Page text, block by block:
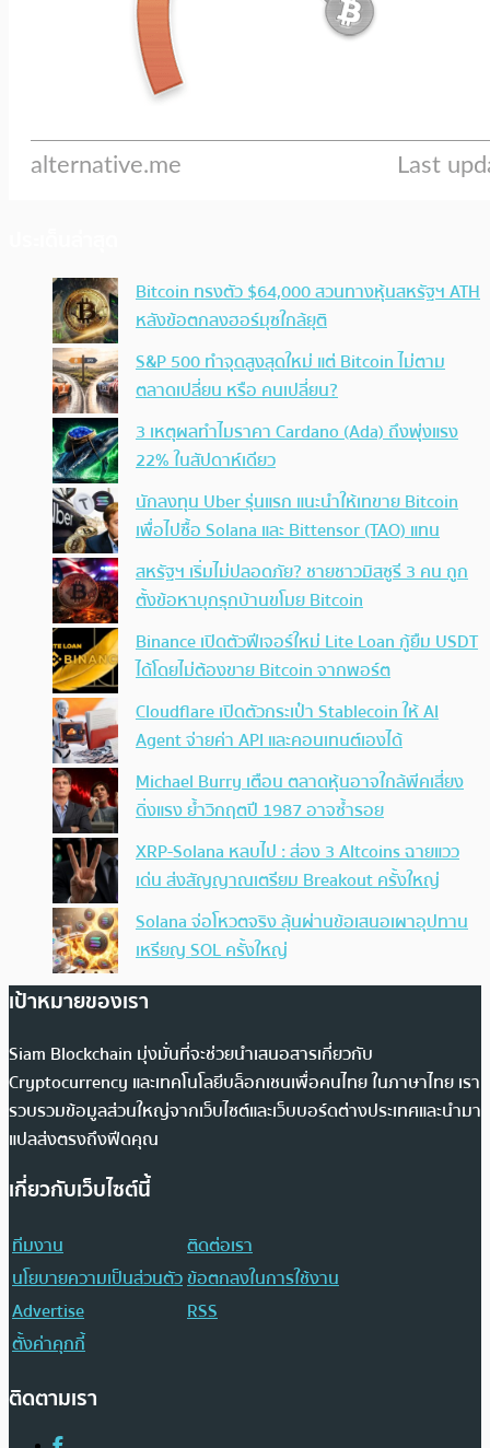
Bitcoin ทรงตัว $64,000 สวนทางหุ้นสหรัฐฯ ATH
หลังข้อตกลงฮอร์มุซใกล้ยุติ
S&P 500 ทำจุดสูงสุดใหม่ แต่ Bitcoin ไม่ตาม
ตลาดเปลี่ยน หรือ คนเปลี่ยน?
3 เหตุผลทำไมราคา Cardano (Ada) ถึงพุ่งแรง
22% ในสัปดาห์เดียว
นักลงทุน Uber รุ่นแรก แนะนำให้เทขาย Bitcoin
เพื่อไปซื้อ Solana และ Bittensor (TAO) แทน
สหรัฐฯ เริ่มไม่ปลอดภัย? ชายชาวมิสซูรี 3 คน ถูก
ตั้งข้อหาบุกรุกบ้านขโมย Bitcoin
Binance เปิดตัวฟีเจอร์ใหม่ Lite Loan กู้ยืม USDT
ได้โดยไม่ต้องขาย Bitcoin จากพอร์ต
Cloudflare เปิดตัวกระเป๋า Stablecoin ให้ AI
Agent จ่ายค่า API และคอนเทนต์เองได้
Michael Burry เตือน ตลาดหุ้นอาจใกล้พีคเสี่ยง
ดิ่งแรง ย้ำวิกฤตปี 1987 อาจซ้ำรอย
XRP-Solana หลบไป : ส่อง 3 Altcoins ฉายแวว
เด่น ส่งสัญญาณเตรียม Breakout ครั้งใหญ่
Solana จ่อโหวตจริง ลุ้นผ่านข้อเสนอเผาอุปทาน
เหรียญ SOL ครั้งใหญ่
เป้าหมายของเรา
Siam Blockchain มุ่งมั่นที่จะช่วยนำเสนอสารเกี่ยวกับ
Cryptocurrency และเทคโนโลยีบล็อกเชนเพื่อคนไทย ในภาษาไทย เรา
รวบรวมข้อมูลส่วนใหญ่จากเว็บไซต์และเว็บบอร์ดต่างประเทศและนำมา
แปลส่งตรงถึงฟีดคุณ
เกี่ยวกับเว็บไซต์นี้
ทีมงาน
ติดต่อเรา
นโยบายความเป็นส่วนตัวข้อตกลงในการใช้งาน
Advertise
RSS
ตั้งค่าคุกกี้
ติดตามเรา